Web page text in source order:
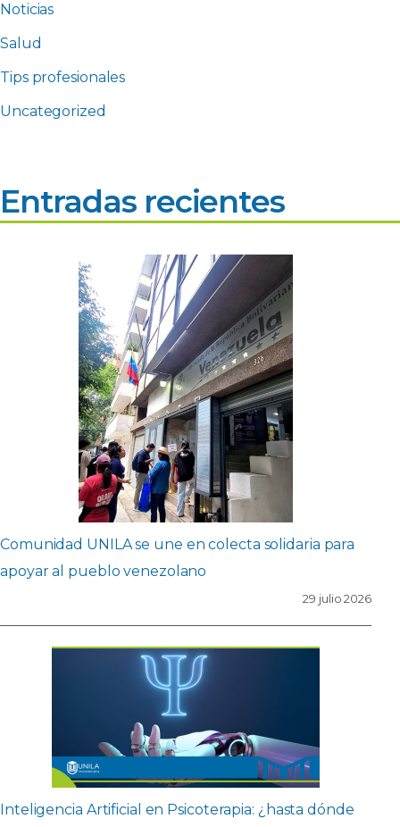
Noticias
Salud
Tips profesionales
Uncategorized
Entradas recientes
Comunidad UNILA se une en colecta solidaria para
apoyar al pueblo venezolano
29 julio 2026
Inteligencia Artificial en Psicoterapia: ¿hasta dónde